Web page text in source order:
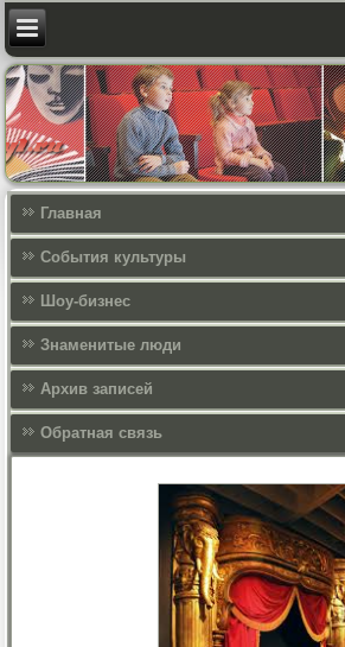
Главная
События культуры
Шоу-бизнес
Знаменитые люди
Архив записей
Обратная связь